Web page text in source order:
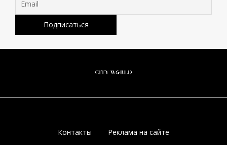
Контакты Реклама на сайте